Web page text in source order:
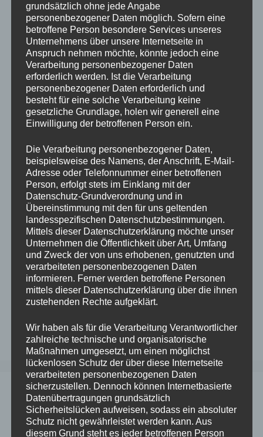
Name
E-
Mail-
Adresse
Website
diesem Browser für meinen nächsten
Kommentar speichern.
*
Benachrichtige mich über nachfolgende
Kommentare via E-Mail.
Benachrichtige mich über neue Beiträge via
E-Mail.
grundsätzlich ohne jede Angabe
personenbezogener Daten möglich. Sofern eine
betroffene Person besondere Services unseres
Unternehmens über unsere Internetseite in
Anspruch nehmen möchte, könnte jedoch eine
Verarbeitung personenbezogener Daten
erforderlich werden. Ist die Verarbeitung
personenbezogener Daten erforderlich und
besteht für eine solche Verarbeitung keine
gesetzliche Grundlage, holen wir generell eine
Einwilligung der betroffenen Person ein.
Die Verarbeitung personenbezogener Daten,
beispielsweise des Namens, der Anschrift, E-Mail-
Adresse oder Telefonnummer einer betroffenen
Person, erfolgt stets im Einklang mit der
Datenschutz-Grundverordnung und in
Übereinstimmung mit den für uns geltenden
landesspezifischen Datenschutzbestimmungen.
Mittels dieser Datenschutzerklärung möchte unser
Unternehmen die Öffentlichkeit über Art, Umfang
und Zweck der von uns erhobenen, genutzten und
verarbeiteten personenbezogenen Daten
informieren. Ferner werden betroffene Personen
mittels dieser Datenschutzerklärung über die ihnen
zustehenden Rechte aufgeklärt.
Wir haben als für die Verarbeitung Verantwortlicher
zahlreiche technische und organisatorische
Maßnahmen umgesetzt, um einen möglichst
lückenlosen Schutz der über diese Internetseite
verarbeiteten personenbezogenen Daten
sicherzustellen. Dennoch können Internetbasierte
Datenübertragungen grundsätzlich
Sicherheitslücken aufweisen, sodass ein absoluter
Schutz nicht gewährleistet werden kann. Aus
diesem Grund steht es jeder betroffenen Person